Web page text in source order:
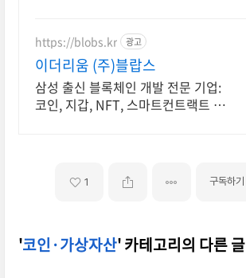
https://blobs.kr 광고
이더리움 (주)블랍스
삼성 출신 블록체인 개발 전문 기업:
코인, 지갑, NFT, 스마트컨트랙트 개
1 구독하기
'코인·가상자산' 카테고리의 다른 글